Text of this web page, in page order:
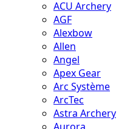
ACU Archery
AGF
Alexbow
Allen
Angel
Apex Gear
Arc Système
ArcTec
Astra Archery